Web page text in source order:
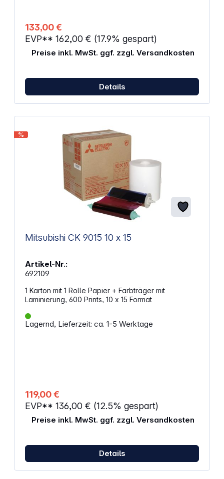
133,00 €
EVP** 162,00 € (17.9% gespart)
Preise inkl. MwSt. ggf. zzgl. Versandkosten
Details
%
Mitsubishi CK 9015 10 x 15
Artikel-Nr.:
692109
1 Karton mit 1 Rolle Papier + Farbträger mit
Laminierung, 600 Prints, 10 x 15 Format
Lagernd, Lieferzeit: ca. 1-5 Werktage
119,00 €
EVP** 136,00 € (12.5% gespart)
Preise inkl. MwSt. ggf. zzgl. Versandkosten
Details